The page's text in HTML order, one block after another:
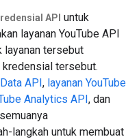
API untuk
layanan YouTube API
layanan tersebut
kredensial tersebut.
API, layanan YouTube
Analytics API, dan
semuanya
langkah untuk membuat